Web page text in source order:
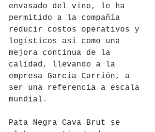
envasado del vino, le ha
permitido a la compañía
reducir costos operativos y
logísticos así como una
mejora continua de la
calidad, llevando a la
empresa García Carrión, a
ser una referencia a escala
mundial.
Pata Negra Cava Brut se